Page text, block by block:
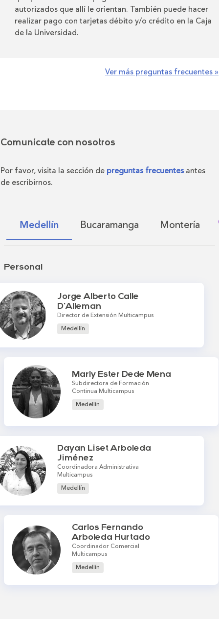
autorizados que allí le orientan. También puede hacer
realizar pago con tarjetas débito y/o crédito en la Caja
de la Universidad.
Ver más preguntas frecuentes »
Comunícate con nosotros
Por favor, visita la sección de preguntas frecuentes antes
de escribirnos.
Medellín Bucaramanga Montería
Personal
Jorge Alberto Calle
D'Alleman
Director de Extensión Multicampus
Medellín
Marly Ester Dede Mena
Subdirectora de Formación
Continua Multicampus
Medellín
Dayan Liset Arboleda
Jiménez
Coordinadora Administrativa
Multicampus
Medellín
Carlos Fernando
Arboleda Hurtado
Coordinador Comercial
Multicampus
Medellín